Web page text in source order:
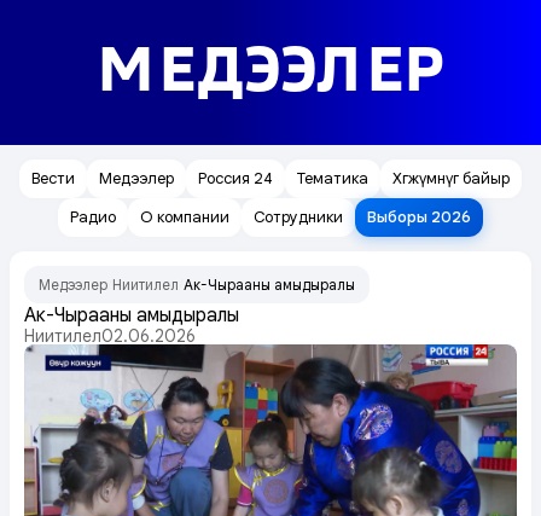
МЕДЭЭЛЕР
Вести Медээлер Россия 24 Тематика
Хөгжүмнүг байыр
Радио
О компании Сотрудники Выборы 2026
Медээлер Ниитилел Ак-Чырааның амыдыралы
Ак-Чырааның амыдыралы
Ниитилел02.06.2026